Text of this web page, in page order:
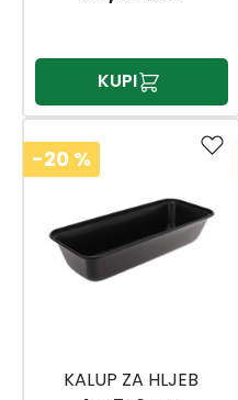
KUPI
-20 %
KALUP ZA HLJEB